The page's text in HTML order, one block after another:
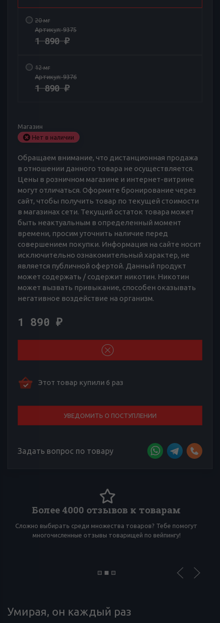
20 мг
Артикул:9375
1 890₽
12 мг
Артикул:9376
1 890₽
Магазин
Нет в наличии
Обращаем внимание, что дистанционная продажа
в отношении данного товара не осуществляется.
Цены в розничном магазине и интернет-витрине
могут отличаться. Оформите бронирование через
сайт, чтобы получить товар по текущей стоимости
в магазинах сети. Текущий остаток товара может
быть неактуальным в определенный момент
времени, просим уточнить наличие перед
совершением покупки. Информация на сайте носит
исключительно ознакомительный характер, не
является публичной офертой. Данный продукт
может содержать / содержит никотин. Никотин
может вызвать привыкание, способен оказывать
негативное воздействие на организм.
1 890 ₽
Этот товар купили 6 раз
УВЕДОМИТЬ О ПОСТУПЛЕНИИ
Задать вопрос по товару
Более 4000 отзывов к товарам
Сложно выбирать среди множества товаров? Тебе помогут
многочисленные отзывы товарищей по вейпингу!
Умирая, он каждый раз